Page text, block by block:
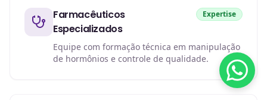
Farmacêuticos
Especializados
Expertise
Equipe com formação técnica em manipulação
de hormônios e controle de qualidade.